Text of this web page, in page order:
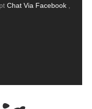
Chat Via Facebook